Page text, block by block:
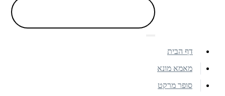
דף הבית
מאמא מונא
סופר מרקט